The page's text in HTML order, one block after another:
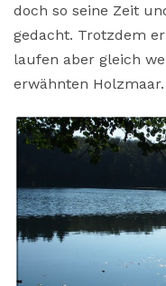
doch so seine Zeit
gedacht. Trotzdem
laufen aber gleich
erwähnten Holzmaar.